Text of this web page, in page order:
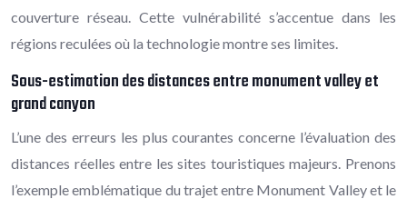
couverture réseau. Cette vulnérabilité s’accentue dans les
régions reculées où la technologie montre ses limites.
Sous-estimation des distances entre monument valley et
grand canyon
L’une des erreurs les plus courantes concerne l’évaluation des
distances réelles entre les sites touristiques majeurs. Prenons
l’exemple emblématique du trajet entre Monument Valley et le